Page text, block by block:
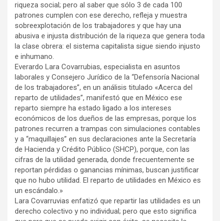
riqueza social; pero al saber que sólo 3 de cada 100
patrones cumplen con ese derecho, refleja y muestra
sobreexplotación de los trabajadores y que hay una
abusiva e injusta distribución de la riqueza que genera toda
la clase obrera: el sistema capitalista sigue siendo injusto
e inhumano.
Everardo Lara Covarrubias, especialista en asuntos
laborales y Consejero Jurídico de la “Defensoría Nacional
de los trabajadores”, en un análisis titulado «Acerca del
reparto de utilidades”, manifestó que en México ese
reparto siempre ha estado ligado a los intereses
económicos de los dueños de las empresas, porque los
patrones recurren a trampas con simulaciones contables
y a “maquillajes” en sus declaraciones ante la Secretaría
de Hacienda y Crédito Público (SHCP), porque, con las
cifras de la utilidad generada, donde frecuentemente se
reportan pérdidas o ganancias mínimas, buscan justificar
que no hubo utilidad. El reparto de utilidades en México es
un escándalo.»
Lara Covarruvias enfatizó que repartir las utilidades es un
derecho colectivo y no individual; pero que esto significa